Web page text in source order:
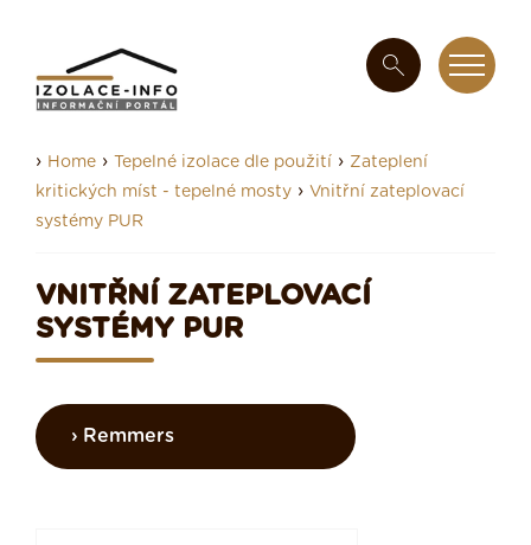
› Home › Tepelné izolace dle použití › Zateplení
kritických míst - tepelné mosty › Vnitřní zateplovací
systémy PUR
VNITŘNÍ ZATEPLOVACÍ
SYSTÉMY PUR
Remmers